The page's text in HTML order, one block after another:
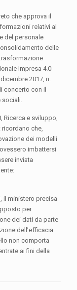
che approva il
relativi al
del personale
delle
Impresa 4.0
2017, n.
concerto con il
Ricerca e sviluppo,
che,
dei modelli
imbattersi
inviata
il ministero precisa
per
dei dati da parte
dell’efficacia
non comporta
ai fini della